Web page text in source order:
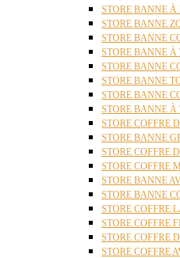
STORE BANNE À
STORE BANNE
STORE BANNE
STORE BANNE
STORE BANNE
STORE BANNE
STORE BANNE
STORE BANNE À
STORE COFFRE
STORE BANNE
STORE COFFRE
STORE COFFRE
STORE BANNE
STORE BANNE
STORE COFFRE
STORE COFFRE
STORE COFFRE
STORE COFFRE